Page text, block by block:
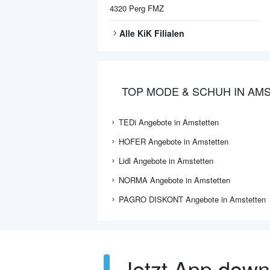
4320 Perg FMZ
Alle KiK Filialen
TOP MODE & SCHUH IN
TEDi Angebote in Amstetten
HOFER Angebote in Amstetten
Lidl Angebote in Amstetten
NORMA Angebote in Amstetten
PAGRO DISKONT Angebote in Amstetten